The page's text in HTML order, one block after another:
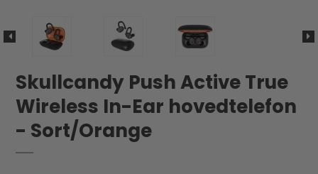
Skullcandy Push Active True
Wireless In-Ear hovedtelefon
- Sort/Orange